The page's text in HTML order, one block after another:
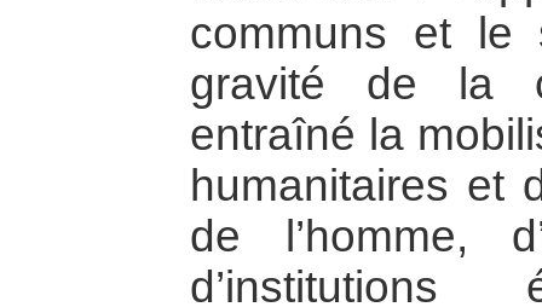
communs et le
gravité de la
entraîné la
humanitaires et
de l’homme,